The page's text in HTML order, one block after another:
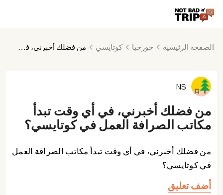
الصفحة الرئيسية جورجيا كوتايسي من فضلك أخبرني، في أي وقت تبدأ مكاتب الصرافة العمل في كوتايسي؟
NS
من فضلك أخبرني، في أي وقت تبدأ
مكاتب الصرافة العمل في كوتايسي؟
من فضلك أخبرني، في أي وقت تبدأ مكاتب الصرافة العمل
في كوتايسي؟
أضف تعليق